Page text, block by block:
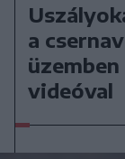
a
videóval